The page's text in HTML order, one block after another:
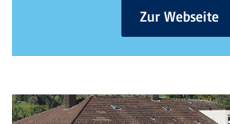
Zur Webseite